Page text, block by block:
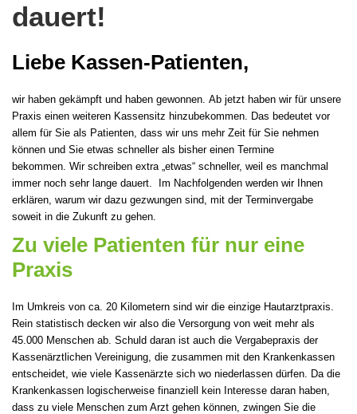
dauert!
Liebe Kassen-Patienten,
wir haben gekämpft und haben gewonnen. Ab jetzt haben wir für unsere
Praxis einen weiteren Kassensitz hinzubekommen. Das bedeutet vor
allem für Sie als Patienten, dass wir uns mehr Zeit für Sie nehmen
können und Sie etwas schneller als bisher einen Termine
bekommen. Wir schreiben extra „etwas“ schneller, weil es manchmal
immer noch sehr lange dauert. Im Nachfolgenden werden wir Ihnen
erklären, warum wir dazu gezwungen sind, mit der Terminvergabe
soweit in die Zukunft zu gehen.
Zu viele Patienten für nur eine
Praxis
Im Umkreis von ca. 20 Kilometern sind wir die einzige Hautarztpraxis.
Rein statistisch decken wir also die Versorgung von weit mehr als
45.000 Menschen ab. Schuld daran ist auch die Vergabepraxis der
Kassenärztlichen Vereinigung, die zusammen mit den Krankenkassen
entscheidet, wie viele Kassenärzte sich wo niederlassen dürfen. Da die
Krankenkassen logischerweise finanziell kein Interesse daran haben,
dass zu viele Menschen zum Arzt gehen können, zwingen Sie die